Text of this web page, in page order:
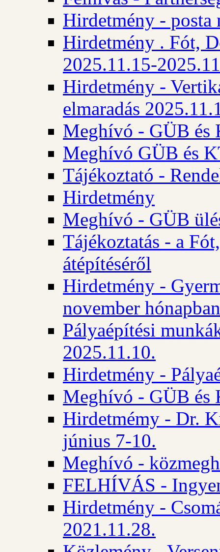
Hirdetmény - posta
Hirdetmény . Fót,
2025.11.15-
Hirdetmény -
elmaradás
Meghívó - GÜB és
Meghívó GÜB és
Tájékoztató -
Hirdetmény
Meghívó - GÜB
Tájékoztatás - a
átépítéséről
Hirdetmény -
november hónapban
Pályaépítési
2025.11.10.
Hirdetmény -
Meghívó - GÜB és
Hirdetmémy - Dr.
június 7-10.
Meghívó -
FELHÍVÁS -
Hirdetmény -
2021.11.28.